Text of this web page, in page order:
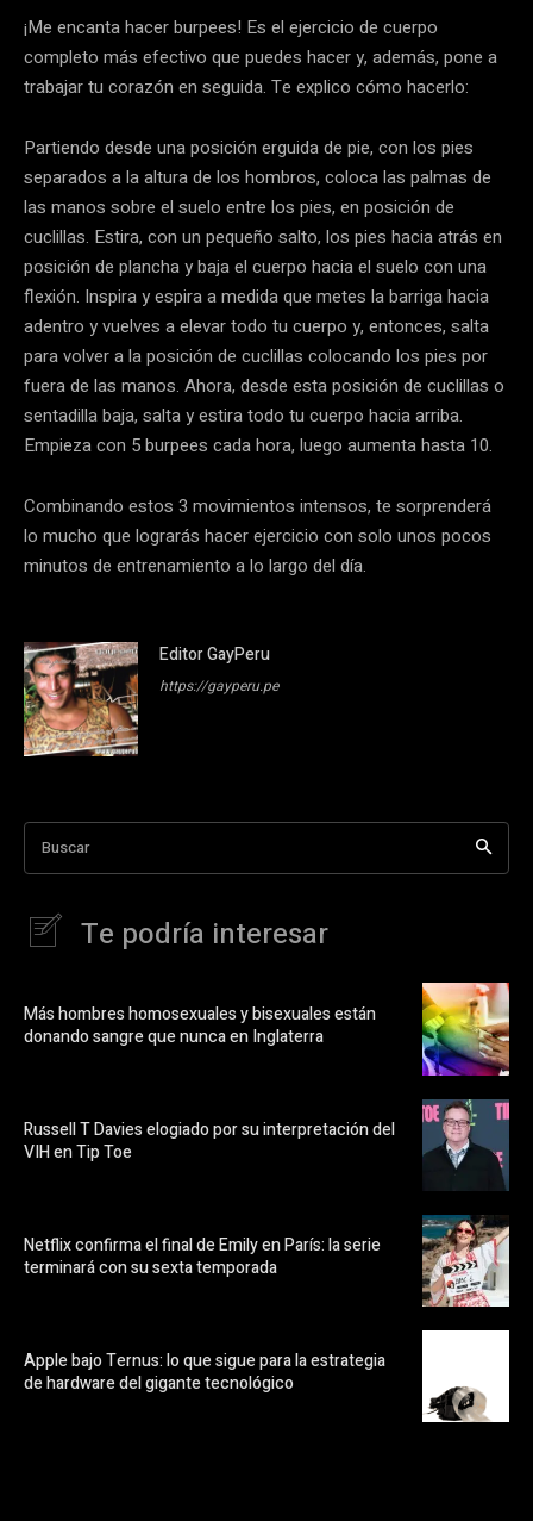
¡Me encanta hacer burpees! Es el ejercicio de cuerpo
completo más efectivo que puedes hacer y, además, pone a
trabajar tu corazón en seguida. Te explico cómo hacerlo:
Partiendo desde una posición erguida de pie, con los pies
separados a la altura de los hombros, coloca las palmas de
las manos sobre el suelo entre los pies, en posición de
cuclillas. Estira, con un pequeño salto, los pies hacia atrás en
posición de plancha y baja el cuerpo hacia el suelo con una
flexión. Inspira y espira a medida que metes la barriga hacia
adentro y vuelves a elevar todo tu cuerpo y, entonces, salta
para volver a la posición de cuclillas colocando los pies por
fuera de las manos. Ahora, desde esta posición de cuclillas o
sentadilla baja, salta y estira todo tu cuerpo hacia arriba.
Empieza con 5 burpees cada hora, luego aumenta hasta 10.
Combinando estos 3 movimientos intensos, te sorprenderá
lo mucho que lograrás hacer ejercicio con solo unos pocos
minutos de entrenamiento a lo largo del día.
Editor GayPeru
https://gayperu.pe
Buscar
Te podría interesar
Más hombres homosexuales y bisexuales están
donando sangre que nunca en Inglaterra
Russell T Davies elogiado por su interpretación del
VIH en Tip Toe
Netflix confirma el final de Emily en París: la serie
terminará con su sexta temporada
Apple bajo Ternus: lo que sigue para la estrategia
de hardware del gigante tecnológico